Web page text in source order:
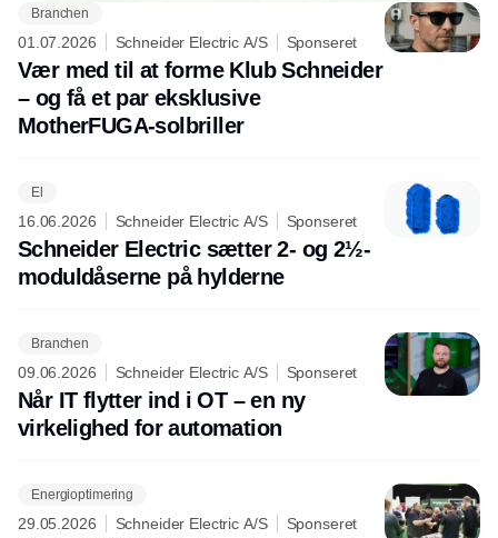
Branchen
01.07.2026 Schneider Electric A/S Sponseret
Vær med til at forme Klub Schneider
– og få et par eksklusive
MotherFUGA-solbriller
El
16.06.2026 Schneider Electric A/S Sponseret
Schneider Electric sætter 2- og 2½-
moduldåserne på hylderne
Branchen
09.06.2026 Schneider Electric A/S Sponseret
Når IT flytter ind i OT – en ny
virkelighed for automation
Energioptimering
29.05.2026 Schneider Electric A/S Sponseret